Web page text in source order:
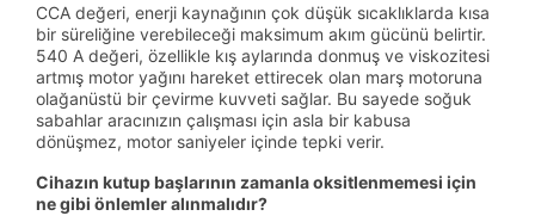
CCA değeri, enerji kaynağının çok düşük sıcaklıklarda kısa
bir süreliğine verebileceği maksimum akım gücünü belirtir.
540 A değeri, özellikle kış aylarında donmuş ve viskozitesi
artmış motor yağını hareket ettirecek olan marş motoruna
olağanüstü bir çevirme kuvveti sağlar. Bu sayede soğuk
sabahlar aracınızın çalışması için asla bir kabusa
dönüşmez, motor saniyeler içinde tepki verir.
Cihazın kutup başlarının zamanla oksitlenmemesi için
ne gibi önlemler alınmalıdır?